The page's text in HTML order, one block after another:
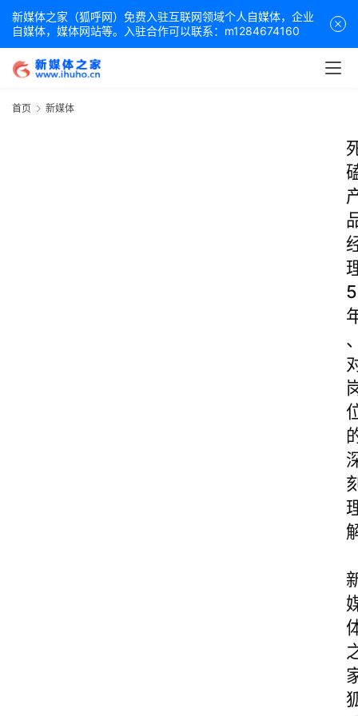
新媒体之家（狐呼网）免费入驻互联网领域个人自媒体，企业
自媒体，媒体网站等。入驻合作可以联系：m1284674160
首页 新媒体
5